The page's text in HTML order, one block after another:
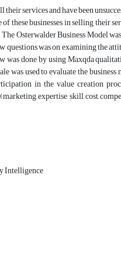
services and have been
these businesses in selling
Osterwalder Business Model
was on examining the
done by using Maxqda
was used to evaluate the
in the value creation
expertise, skill, cost,
Intelligence